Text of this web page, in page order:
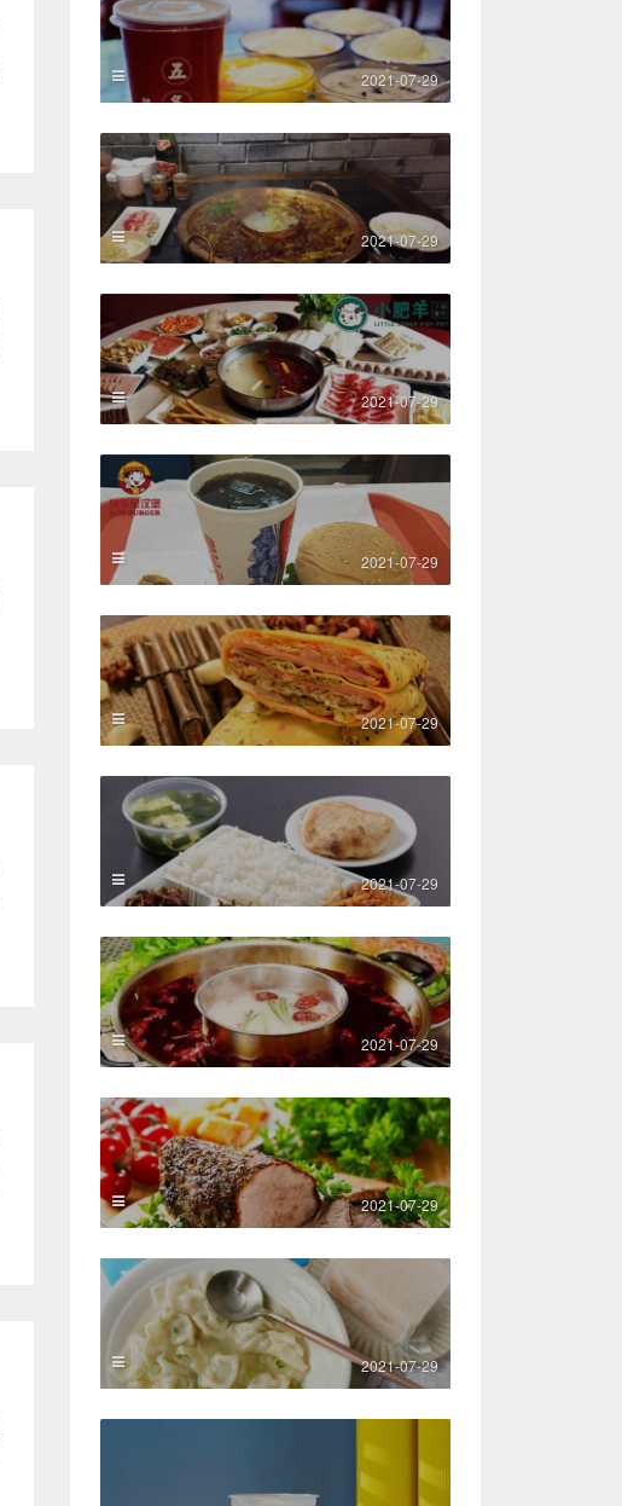
2021-07-29
2021-07-29
2021-07-29
2021-07-29
2021-07-29
2021-07-29
2021-07-29
2021-07-29
2021-07-29